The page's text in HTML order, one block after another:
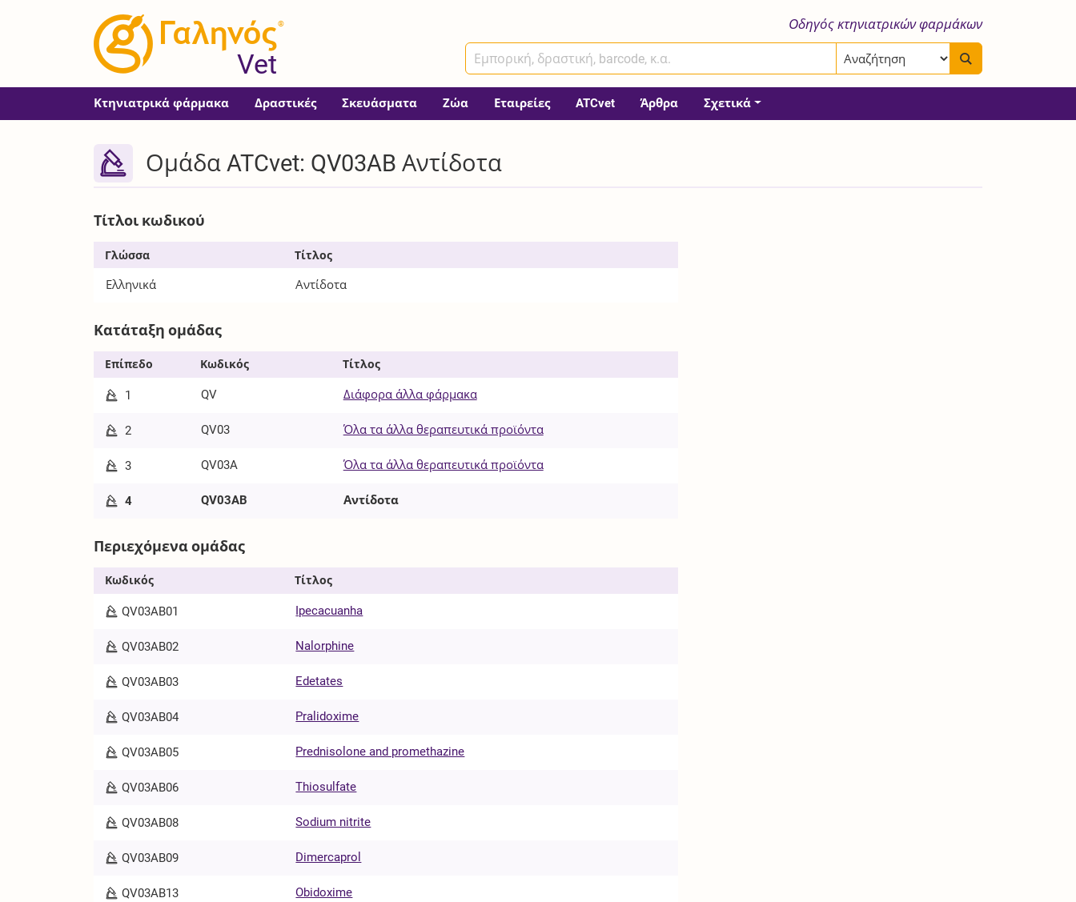
®
Vet
Οδηγός κτηνιατρικών φαρμάκων
Κτηνιατρικά φάρμακα Δραστικές Σκευάσματα Ζώα Εταιρείες ATCvet Άρθρα Σχετικά
Ομάδα ATCvet: QV03AB Αντίδοτα
Τίτλοι κωδικού
Γλώσσα Τίτλος
Ελληνικά Αντίδοτα
Κατάταξη ομάδας
Επίπεδο Κωδικός Τίτλος
1 QV Διάφορα άλλα φάρμακα
2 QV03 Όλα τα άλλα θεραπευτικά προϊόντα
3 QV03A Όλα τα άλλα θεραπευτικά προϊόντα
4 QV03AB Αντίδοτα
Περιεχόμενα ομάδας
Κωδικός Τίτλος
QV03AB01 Ipecacuanha
QV03AB02 Nalorphine
QV03AB03 Edetates
QV03AB04 Pralidoxime
QV03AB05 Prednisolone and promethazine
QV03AB06 Thiosulfate
QV03AB08 Sodium nitrite
QV03AB09 Dimercaprol
QV03AB13 Obidoxime